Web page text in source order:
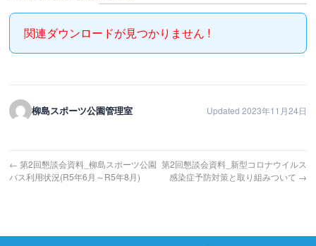
関連ダウンロードが見つかりません !
柳島スポーツ公園管理室 Updated 2023年11月24日
← 第2回懇談会資料_柳島スポーツ公園
バス利用状況(R5年6月～R5年8月)
第2回懇談会資料_新型コロナウイルス
感染症予防対策と取り組みついて →